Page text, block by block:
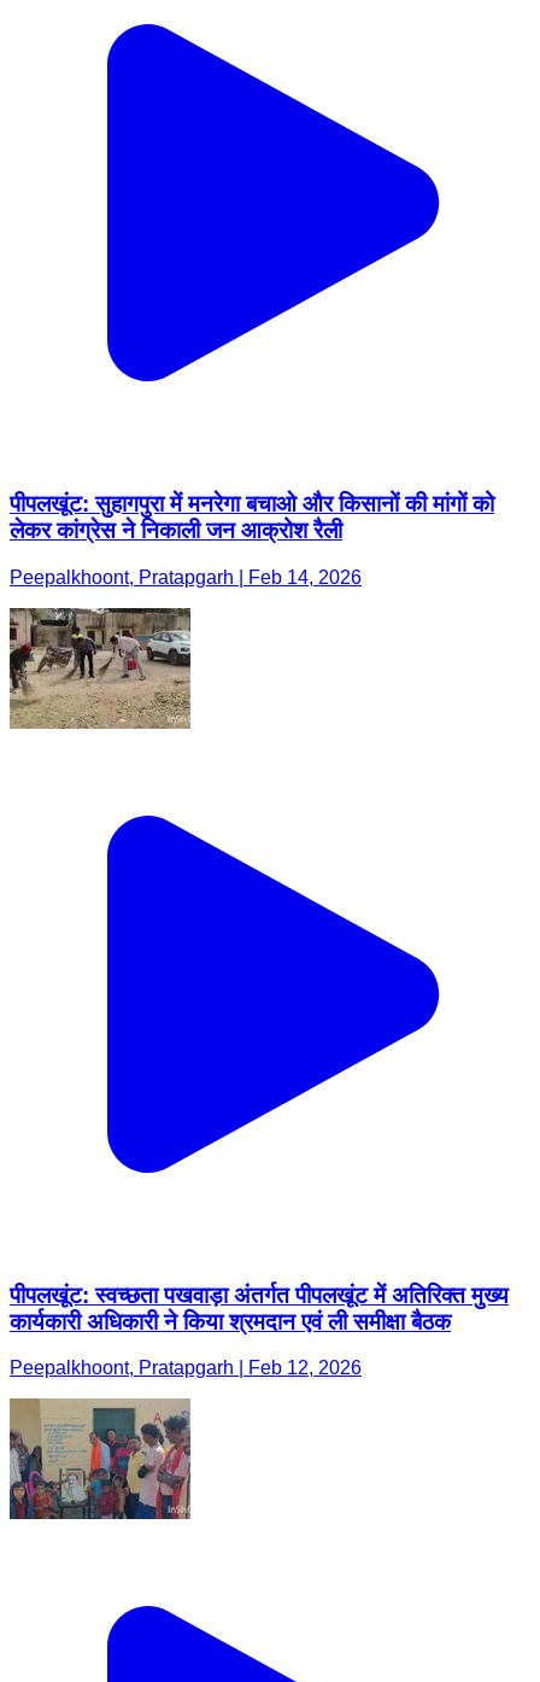
पीपलखूंट: सुहागपुरा में मनरेगा बचाओ और किसानों की मांगों को
लेकर कांग्रेस ने निकाली जन आक्रोश रैली
Peepalkhoont, Pratapgarh | Feb 14, 2026
पीपलखूंट: स्वच्छता पखवाड़ा अंतर्गत पीपलखूंट में अतिरिक्त मुख्य
कार्यकारी अधिकारी ने किया श्रमदान एवं ली समीक्षा बैठक
Peepalkhoont, Pratapgarh | Feb 12, 2026